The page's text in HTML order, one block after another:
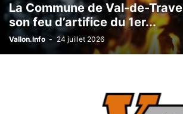
La Commune de Val-de-
son feu d’artifice du 1er...
Vallon.Info - 24 juillet 2026